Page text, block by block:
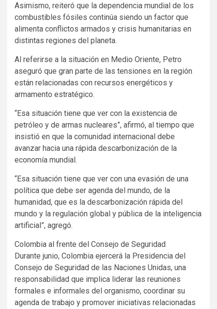
Asimismo, reiteró que la dependencia mundial de los
combustibles fósiles continúa siendo un factor que
alimenta conflictos armados y crisis humanitarias en
distintas regiones del planeta.
Al referirse a la situación en Medio Oriente, Petro
aseguró que gran parte de las tensiones en la región
están relacionadas con recursos energéticos y
armamento estratégico.
“Esa situación tiene que ver con la existencia de
petróleo y de armas nucleares”, afirmó, al tiempo que
insistió en que la comunidad internacional debe
avanzar hacia una rápida descarbonización de la
economía mundial.
“Esa situación tiene que ver con una evasión de una
política que debe ser agenda del mundo, de la
humanidad, que es la descarbonización rápida del
mundo y la regulación global y pública de la inteligencia
artificial”, agregó.
Colombia al frente del Consejo de Seguridad
Durante junio, Colombia ejercerá la Presidencia del
Consejo de Seguridad de las Naciones Unidas, una
responsabilidad que implica liderar las reuniones
formales e informales del organismo, coordinar su
agenda de trabajo y promover iniciativas relacionadas